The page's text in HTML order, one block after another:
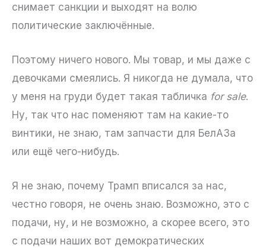
снимает санкции и выходят на волю
политические заключённые.
Поэтому ничего нового. Мы товар, и мы даже с
девочками смеялись. Я никогда не думала, что
у меня на груди будет такая табличка for sale.
Ну, так что нас поменяют там на какие-то
винтики, не знаю, там запчасти для БелАЗа
или ещё чего-нибудь.
Я не знаю, почему Трамп вписался за нас,
честно говоря, не очень знаю. Возможно, это с
подачи, ну, и не возможно, а скорее всего, это
с подачи наших вот демократических